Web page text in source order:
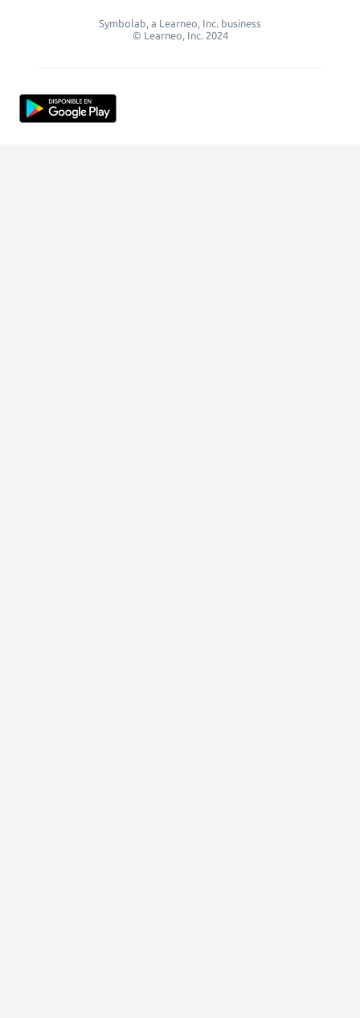
Symbolab, a Learneo, Inc. business
© Learneo, Inc. 2024